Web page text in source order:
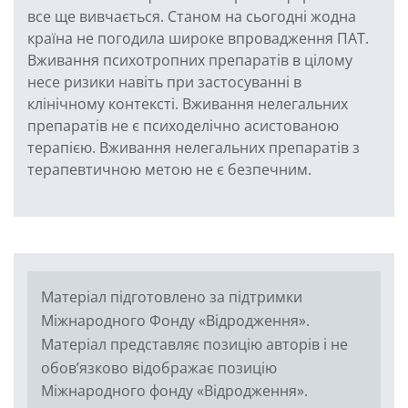
все ще вивчається. Станом на сьогодні жодна
країна не погодила широке впровадження ПАТ.
Вживання психотропних препаратів в цілому
несе ризики навіть при застосуванні в
клінічному контексті. Вживання нелегальних
препаратів не є психоделічно асистованою
терапією. Вживання нелегальних препаратів з
терапевтичною метою не є безпечним.
Матеріал підготовлено за підтримки
Міжнародного Фонду «Відродження».
Матеріал представляє позицію авторів і не
обов’язково відображає позицію
Міжнародного фонду «Відродження».